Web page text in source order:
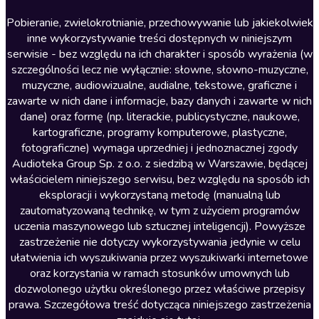
Literatura anglojęzyczna
Literatura faktu
Literatura obyczajowa
Literatura piękna obca
Literatura piękna polska
Nagrania relaksacyjne
Nauka języków
Nauki humanistyczne
Podcasty i audycje
Polityka
Prasa
Religia
Romans
Pobieranie, zwielokrotnianie, przechowywanie lub jakiekolwiek
inne wykorzystywanie treści dostępnych w niniejszym
serwisie - bez względu na ich charakter i sposób wyrażenia (w
szczególności lecz nie wyłącznie: słowne, słowno-muzyczne,
muzyczne, audiowizualne, audialne, tekstowe, graficzne i
zawarte w nich dane i informacje, bazy danych i zawarte w nich
dane) oraz formę (np. literackie, publicystyczne, naukowe,
kartograficzne, programy komputerowe, plastyczne,
fotograficzne) wymaga uprzedniej i jednoznacznej zgody
Audioteka Group Sp. z o.o. z siedzibą w Warszawie, będącej
właścicielem niniejszego serwisu, bez względu na sposób ich
eksploracji i wykorzystaną metodę (manualną lub
zautomatyzowaną technikę, w tym z użyciem programów
uczenia maszynowego lub sztucznej inteligencji). Powyższe
zastrzeżenie nie dotyczy wykorzystywania jedynie w celu
ułatwienia ich wyszukiwania przez wyszukiwarki internetowe
oraz korzystania w ramach stosunków umownych lub
dozwolonego użytku określonego przez właściwe przepisy
prawa. Szczegółowa treść dotycząca niniejszego zastrzeżenia